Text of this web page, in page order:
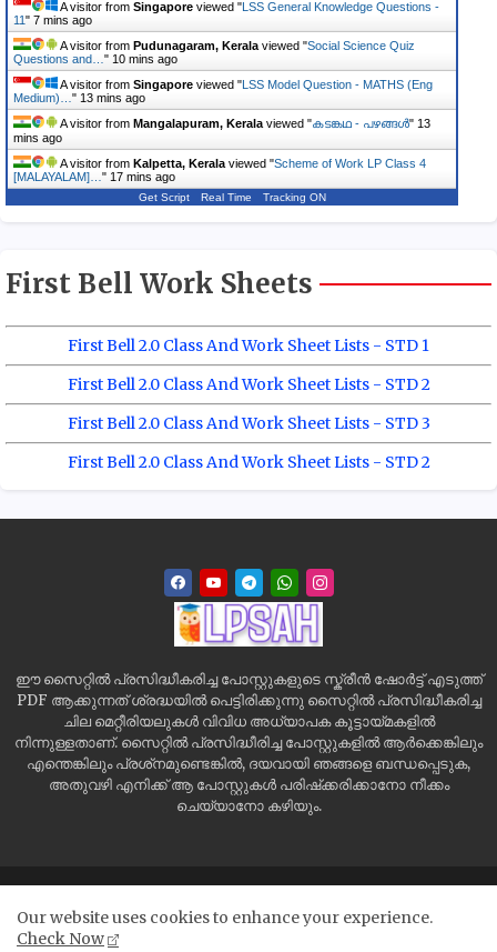
A visitor from Singapore viewed "LSS General Knowledge Questions -
11" 7 mins ago
A visitor from Pudunagaram, Kerala viewed "Social Science Quiz
Questions and… " 10 mins ago
A visitor from Singapore viewed "LSS Model Question - MATHS (Eng
Medium)… " 13 mins ago
A visitor from Mangalapuram, Kerala viewed "കടങ്കഥ - പഴങ്ങൾ" 14
mins ago
A visitor from Kalpetta, Kerala viewed "Scheme of Work LP Class 4
[MALAYALAM]… " 17 mins ago
Get Script Real Time Tracking ON
First Bell Work Sheets
First Bell 2.0 Class And Work Sheet Lists - STD 1
First Bell 2.0 Class And Work Sheet Lists - STD 2
First Bell 2.0 Class And Work Sheet Lists - STD 3
First Bell 2.0 Class And Work Sheet Lists - STD 2
ഈ സൈറ്റിൽ പ്രസിദ്ധീകരിച്ച പോസ്റ്റുകളുടെ സ്ക്രീൻ ഷോർട്ട് എടുത്ത്
PDF ആക്കുന്നത് ശ്രദ്ധയിൽ പെട്ടിരിക്കുന്നു സൈറ്റിൽ പ്രസിദ്ധീകരിച്ച
ചില മെറ്റീരിയലുകൾ വിവിധ അധ്യാപക കൂട്ടായ്മകളിൽ
നിന്നുള്ളതാണ്. സൈറ്റിൽ പ്രസിദ്ധീരിച്ച പോസ്റ്റുകളിൽ ആർക്കെങ്കിലും
എന്തെങ്കിലും പ്രശ്‌നമുണ്ടെങ്കിൽ, ദയവായി ഞങ്ങളെ ബന്ധപ്പെടുക,
അതുവഴി എനിക്ക് ആ പോസ്റ്റുകൾ പരിഷ്‌ക്കരിക്കാനോ നീക്കം
ചെയ്യാനോ കഴിയും.
Disclaimer
Our website uses cookies to enhance your experience.
Check Now